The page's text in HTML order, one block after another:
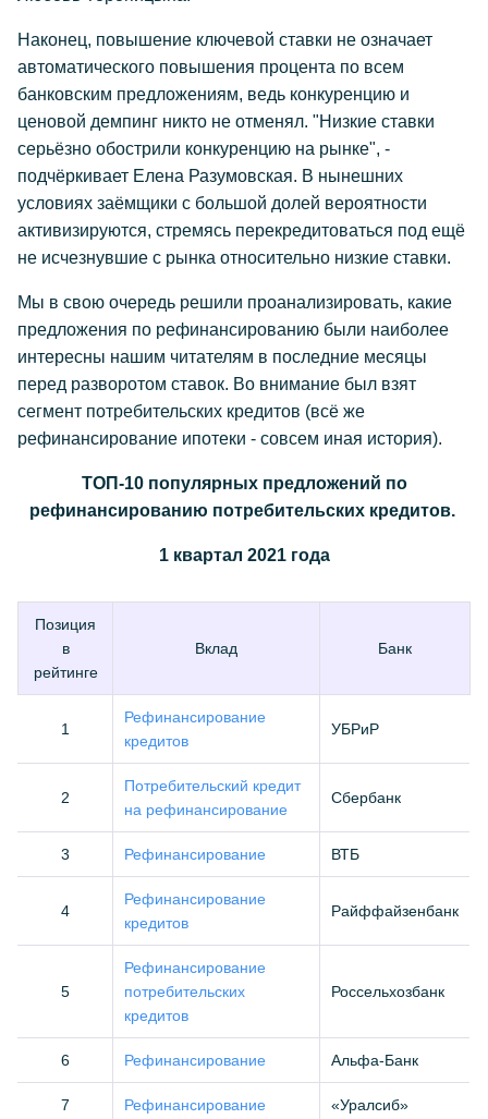
Наконец, повышение ключевой ставки не означает
автоматического повышения процента по всем
банковским предложениям, ведь конкуренцию и
ценовой демпинг никто не отменял. "Низкие ставки
серьёзно обострили конкуренцию на рынке", -
подчёркивает Елена Разумовская. В нынешних
условиях заёмщики с большой долей вероятности
активизируются, стремясь перекредитоваться под ещё
не исчезнувшие с рынка относительно низкие ставки.
Мы в свою очередь решили проанализировать, какие
предложения по рефинансированию были наиболее
интересны нашим читателям в последние месяцы
перед разворотом ставок. Во внимание был взят
сегмент потребительских кредитов (всё же
рефинансирование ипотеки - совсем иная история).
ТОП-10 популярных предложений по
рефинансированию потребительских кредитов.
1квартал 2021 года
Позиция
в
рейтинге
Вклад Банк
1
Рефинансирование
кредитов
УБРиР
2
Потребительский кредит
на рефинансирование
Сбербанк
3 Рефинансирование ВТБ
4
Рефинансирование
кредитов
Райффайзенбанк
5
Рефинансирование
потребительских
кредитов
Россельхозбанк
6 Рефинансирование Альфа-Банк
7 Рефинансирование «Уралсиб»